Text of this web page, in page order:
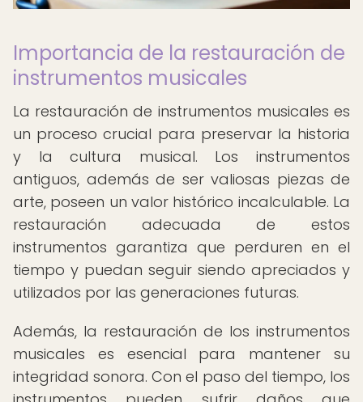
Importancia de la restauración de
instrumentos musicales
La restauración de instrumentos musicales es
un proceso crucial para preservar la historia
y la cultura musical. Los instrumentos
antiguos, además de ser valiosas piezas de
arte, poseen un valor histórico incalculable. La
restauración adecuada de estos
instrumentos garantiza que perduren en el
tiempo y puedan seguir siendo apreciados y
utilizados por las generaciones futuras.
Además, la restauración de los instrumentos
musicales es esencial para mantener su
integridad sonora. Con el paso del tiempo, los